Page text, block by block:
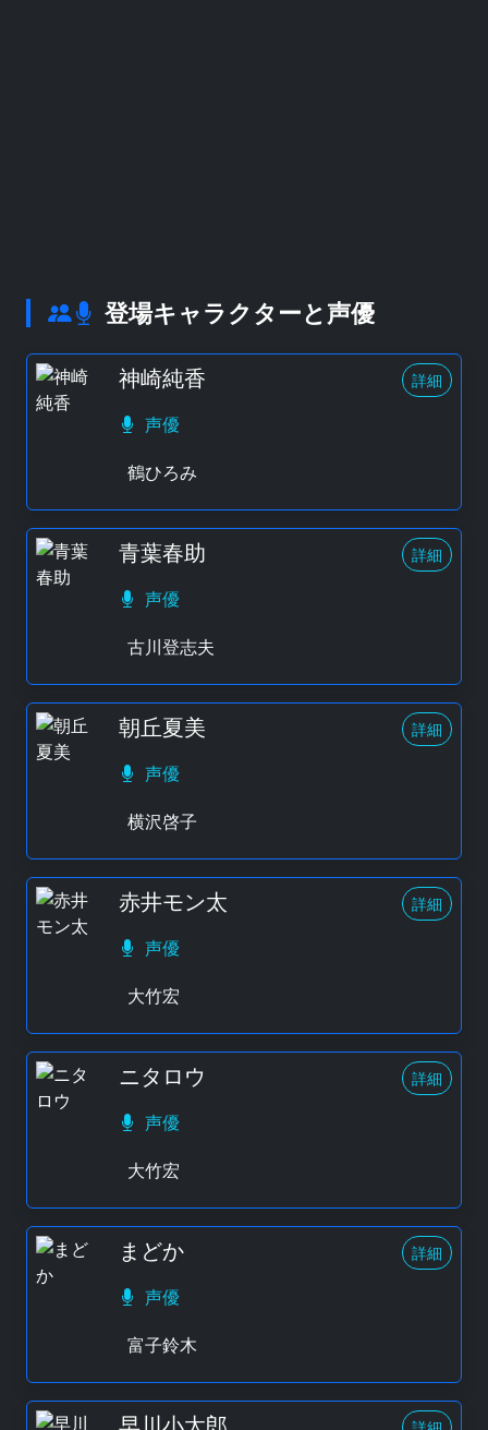
登場キャラクターと声優
神崎純香 詳細
声優
鶴ひろみ
青葉春助 詳細
声優
古川登志夫
朝丘夏美 詳細
声優
横沢啓子
赤井モン太 詳細
声優
大竹宏
ニタロウ 詳細
声優
大竹宏
まどか 詳細
声優
富子鈴木